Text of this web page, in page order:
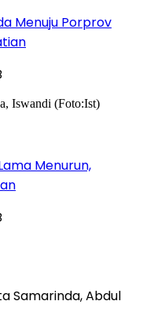
Menuju Porprov
Menurun,